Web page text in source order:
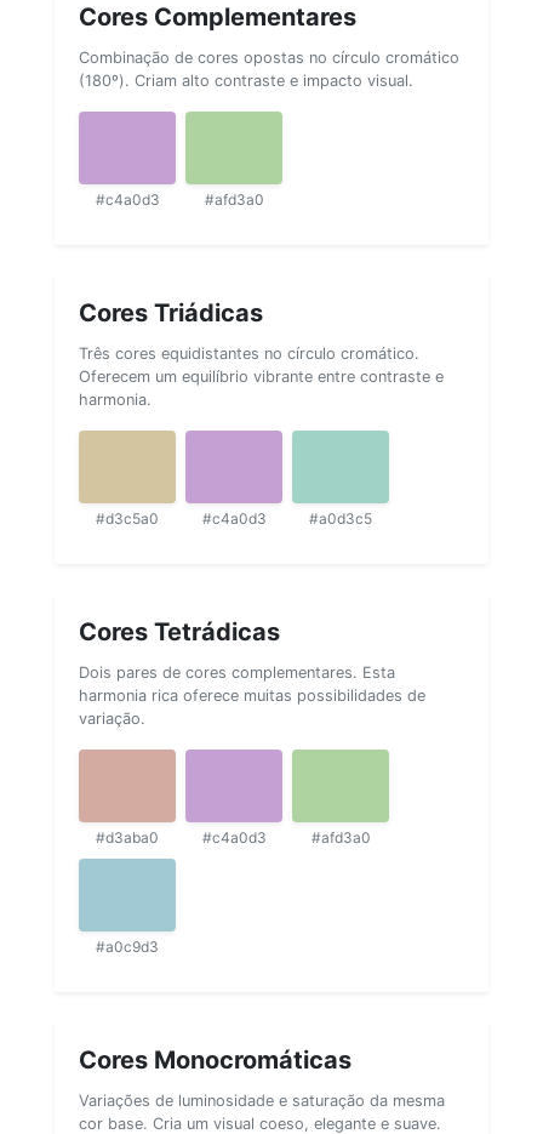
Cores Complementares
Combinação de cores opostas no círculo cromático
(180º). Criam alto contraste e impacto visual.
#c4a0d3 #afd3a0
Cores Triádicas
Três cores equidistantes no círculo cromático.
Oferecem um equilíbrio vibrante entre contraste e
harmonia.
#d3c5a0 #c4a0d3 #a0d3c5
Cores Tetrádicas
Dois pares de cores complementares. Esta
harmonia rica oferece muitas possibilidades de
variação.
#d3aba0 #c4a0d3 #afd3a0
#a0c9d3
Cores Monocromáticas
Variações de luminosidade e saturação da mesma
cor base. Cria um visual coeso, elegante e suave.